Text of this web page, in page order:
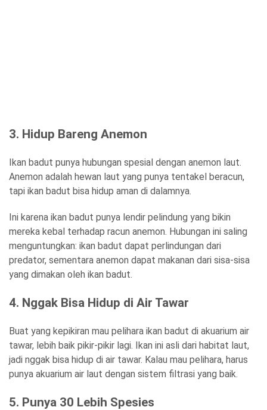
3. Hidup Bareng Anemon
Ikan badut punya hubungan spesial dengan anemon laut.
Anemon adalah hewan laut yang punya tentakel beracun,
tapi ikan badut bisa hidup aman di dalamnya.
Ini karena ikan badut punya lendir pelindung yang bikin
mereka kebal terhadap racun anemon. Hubungan ini saling
menguntungkan: ikan badut dapat perlindungan dari
predator, sementara anemon dapat makanan dari sisa-sisa
yang dimakan oleh ikan badut.
4. Nggak Bisa Hidup di Air Tawar
Buat yang kepikiran mau pelihara ikan badut di akuarium air
tawar, lebih baik pikir-pikir lagi. Ikan ini asli dari habitat laut,
jadi nggak bisa hidup di air tawar. Kalau mau pelihara, harus
punya akuarium air laut dengan sistem filtrasi yang baik.
5. Punya 30 Lebih Spesies